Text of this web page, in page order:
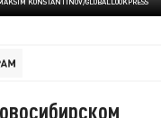
KONSTANTINOV/GLOBALLOOKPRESS